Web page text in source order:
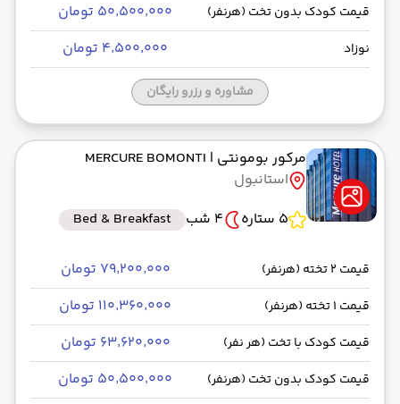
قیمت کودک بدون تخت (هرنفر) ۵۰٬۵۰۰٬۰۰۰ تومان
نوزاد ۴٬۵۰۰٬۰۰۰ تومان
مشاوره و رزرو رایگان
مرکور بومونتی | MERCURE BOMONTI
استانبول
5 ستاره
4 شب Bed & Breakfast
قیمت 2 تخته (هرنفر) ۷۹٬۲۰۰٬۰۰۰ تومان
قیمت 1 تخته (هرنفر) ۱۱۰٬۳۶۰٬۰۰۰ تومان
قیمت کودک با تخت (هر نفر) ۶۳٬۶۲۰٬۰۰۰ تومان
قیمت کودک بدون تخت (هرنفر) ۵۰٬۵۰۰٬۰۰۰ تومان